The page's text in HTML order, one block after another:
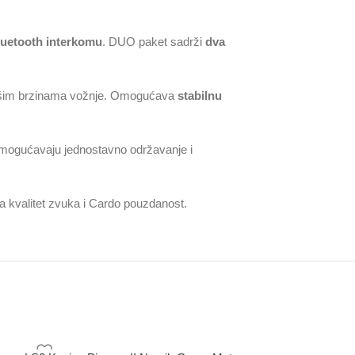
interkomu. DUO paket sadrži dva
brzinama vožnje. Omogućava stabilnu
jednostavno održavanje i
kvalitet zvuka i Cardo pouzdanost.